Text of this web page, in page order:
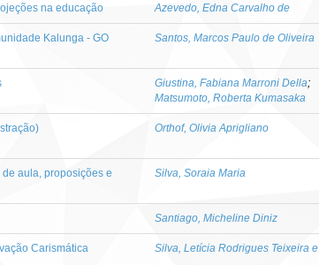
na educação Azevedo, Edna Carvalho de
Kalunga - GO Santos, Marcos Paulo de Oliveira
Giustina, Fabiana Marroni Della;
Matsumoto, Roberta Kumasaka
Orthof, Olivia Aprigliano
aula, proposições e
Silva, Soraia Maria
Santiago, Micheline Diniz
Carismática Silva, Letícia Rodrigues Teixeira e